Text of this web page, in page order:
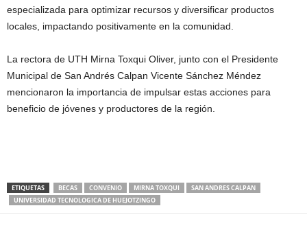
especializada para optimizar recursos y diversificar productos
locales, impactando positivamente en la comunidad.
La rectora de UTH Mirna Toxqui Oliver, junto con el Presidente
Municipal de San Andrés Calpan Vicente Sánchez Méndez
mencionaron la importancia de impulsar estas acciones para
beneficio de jóvenes y productores de la región.
ETIQUETAS BECAS CONVENIO MIRNA TOXQUI
SAN ANDRES CALPAN
UNIVERSIDAD TECNOLOGICA DE HUEJOTZINGO